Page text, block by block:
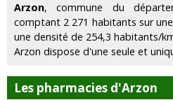
Arzon, commune du
comptant 2 271 habitants sur
une densité de 254,3 habitants/
Arzon dispose d'une seule et
Les pharmacies d'Arzon